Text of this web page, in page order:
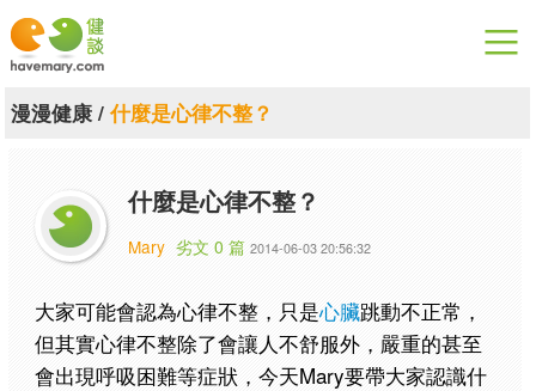
漫漫健康
關於健談
聯絡我們
下載專區
漫漫健康/什麼是心律不整？
什麼是心律不整？
Mary 劣文 0 篇 2014-06-03 20:56:32
大家可能會認為心律不整，只是心臟跳動不正常，
但其實心律不整除了會讓人不舒服外，嚴重的甚至
會出現呼吸困難等症狀，今天Mary要帶大家認識什